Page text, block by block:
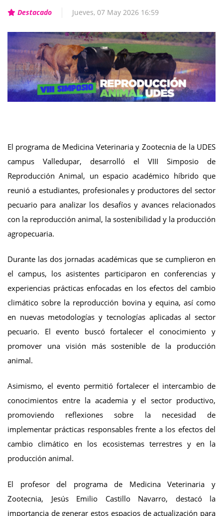
Destacado Jueves, 07 May 2026 16:59
El programa de Medicina Veterinaria y Zootecnia de la UDES
campus Valledupar, desarrolló el VIII Simposio de
Reproducción Animal, un espacio académico híbrido que
reunió a estudiantes, profesionales y productores del sector
pecuario para analizar los desafíos y avances relacionados
con la reproducción animal, la sostenibilidad y la producción
agropecuaria.
Durante las dos jornadas académicas que se cumplieron en
el campus, los asistentes participaron en conferencias y
experiencias prácticas enfocadas en los efectos del cambio
climático sobre la reproducción bovina y equina, así como
en nuevas metodologías y tecnologías aplicadas al sector
pecuario. El evento buscó fortalecer el conocimiento y
promover una visión más sostenible de la producción
animal.
Asimismo, el evento permitió fortalecer el intercambio de
conocimientos entre la academia y el sector productivo,
promoviendo reflexiones sobre la necesidad de
implementar prácticas responsables frente a los efectos del
cambio climático en los ecosistemas terrestres y en la
producción animal.
El profesor del programa de Medicina Veterinaria y
Zootecnia, Jesús Emilio Castillo Navarro, destacó la
importancia de generar estos espacios de actualización para